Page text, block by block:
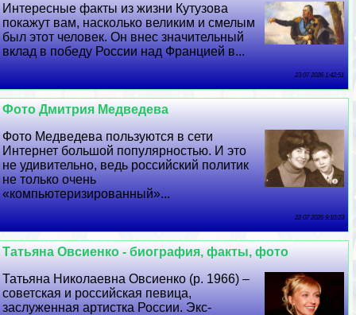
Интересные факты из жизни Кутузова
покажут вам, насколько великим и смелым
был этот человек. Он внес значительный
вклад в победу России над Францией в...
23 07 2026 1:42:51
Фото Дмитрия Медведева
Фото Медведева пользуются в сети
Интернет большой популярностью. И это
не удивительно, ведь российский политик
не только очень
«компьютеризированный»...
22 07 2026 9:10:23
Татьяна Овсиенко - биография, факты, фото
Татьяна Николаевна Овсиенко (р. 1966) –
советская и российская певица,
заслуженная артистка России. Экс-